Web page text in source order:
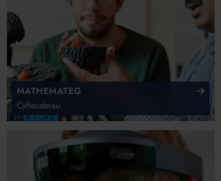
MATHEMATEG
Cyfleusterau